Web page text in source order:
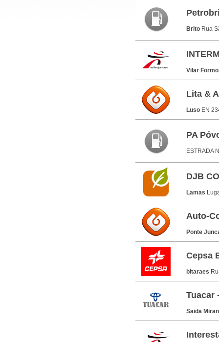
Brito Rua
Vilar
Lita &
Luso EN
PA
ESTRADA
DJB
Lamas
Auto-
Ponte
Cepsa
bitaraes
Tuacar
Saida